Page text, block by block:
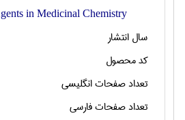
in Medicinal Chemistry
سال انتشار
کد محصول
تعداد صفحات انگليسی
تعداد صفحات فارسی